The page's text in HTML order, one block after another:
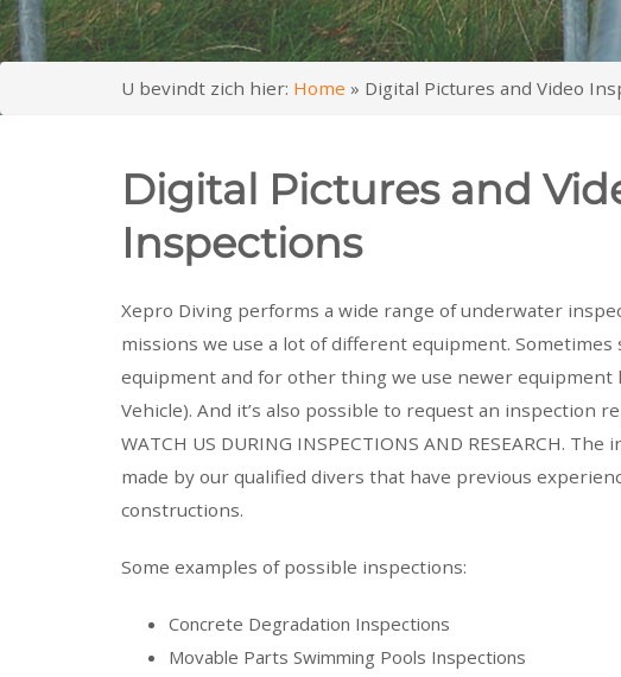
U bevindt zich hier: Home » Digital Pictures and Video
Digital Pictures and
Inspections
Xepro Diving performs a wide range of underwater
missions we use a lot of different equipment.
equipment and for other thing we use newer equipment
Vehicle). And it’s also possible to request an inspection
WATCH US DURING INSPECTIONS AND RESEARCH.
made by our qualified divers that have previous
constructions.
Some examples of possible inspections:
Concrete Degradation Inspections
Movable Parts Swimming Pools Inspections